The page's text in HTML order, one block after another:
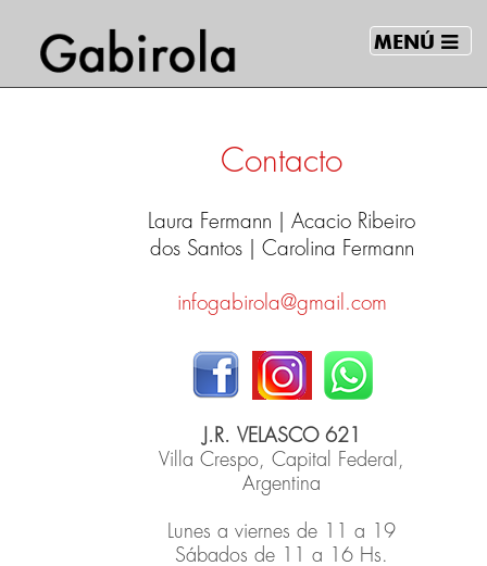
MENÚ
Contacto
Laura Fermann | Acacio Ribeiro
dos Santos | Carolina Fermann
infogabirola@gmail.com
J.R. VELASCO 621
Villa Crespo, Capital Federal,
Argentina
Lunes a viernes de 11 a 19
Sábados de 11 a 16 Hs.